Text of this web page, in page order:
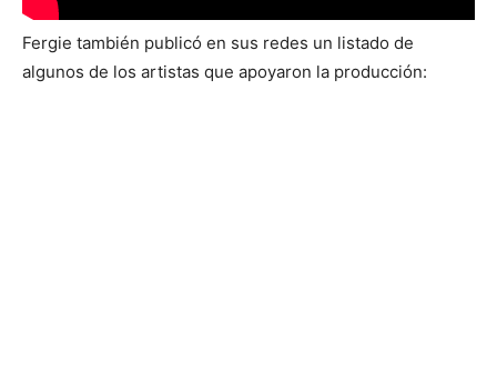
Fergie también publicó en sus redes un listado de
algunos de los artistas que apoyaron la producción: